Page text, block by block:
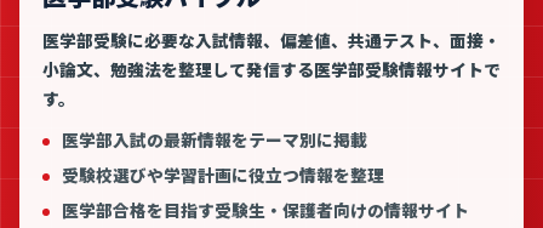
医学部受験に必要な入試情報、偏差値、共通テスト、面接・
小論文、勉強法を整理して発信する医学部受験情報サイトで
す。
医学部入試の最新情報をテーマ別に掲載
受験校選びや学習計画に役立つ情報を整理
医学部合格を目指す受験生・保護者向けの情報サイト